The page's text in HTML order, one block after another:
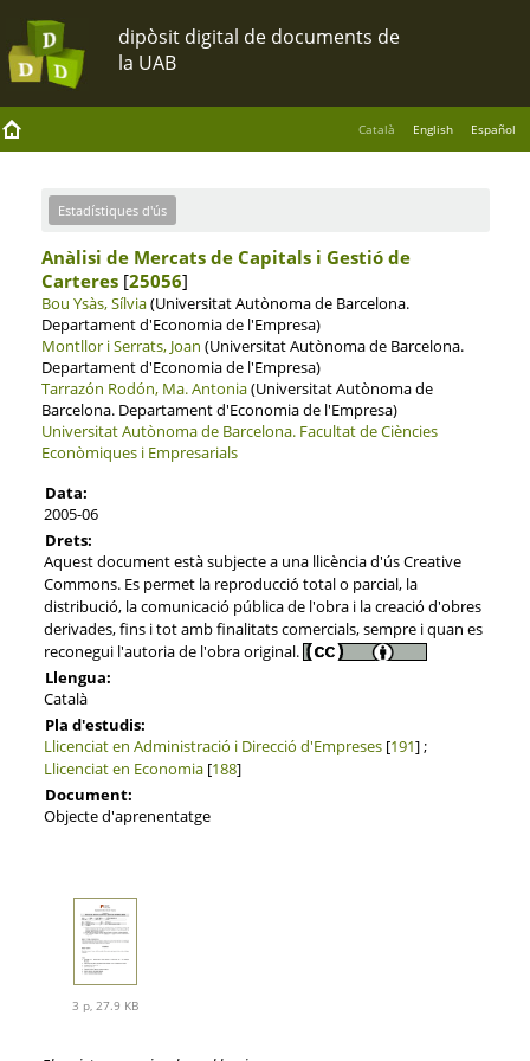
Català English Español
Estadístiques d'ús
Anàlisi de Mercats de Capitals i Gestió de
Carteres[25056]
Bou Ysàs, Sílvia(Universitat Autònoma de Barcelona.
Departament d'Economia de l'Empresa)
Montllor i Serrats, Joan (Universitat Autònoma de Barcelona.
Departament d'Economia de l'Empresa)
Tarrazón Rodón, Ma. Antonia(Universitat Autònoma de
Barcelona. Departament d'Economia de l'Empresa)
Universitat Autònoma de Barcelona. Facultat de Ciències
Econòmiques i Empresarials
Data:
2005-06
Drets:
Aquest document està subjecte a una llicència d'ús Creative
Commons. Es permet la reproducció total o parcial, la
distribució, la comunicació pública de l'obra i la creació d'obres
derivades, fins i tot amb finalitats comercials, sempre i quan es
reconegui l'autoria de l'obra original.
Llengua:
Català
Pla d'estudis:
Llicenciat en Administració i Direcció d'Empreses[191] ;
Llicenciat en Economia[188]
Document:
Objecte d'aprenentatge
3 p, 27.9 KB